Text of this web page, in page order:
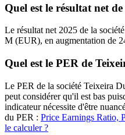
Quel est le résultat net
Le résultat net 2025 de la
M (EUR), en augmentation de
Quel est le PER de
Le PER de la société Teixeira
peut considérer qu'il est bas
indicateur nécessite d'être
du PER : Price Earnings Ratio,
le calculer ?